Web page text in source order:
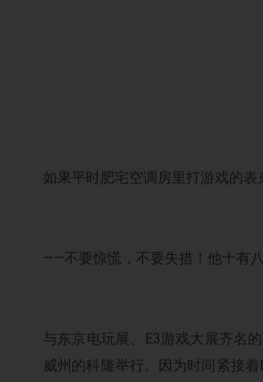
如果平时肥宅空调房里打游戏的表
——不要惊慌，不要失措！他十有
与东京电玩展、E3游戏大展齐名
威州的科隆举行。因为时间紧接